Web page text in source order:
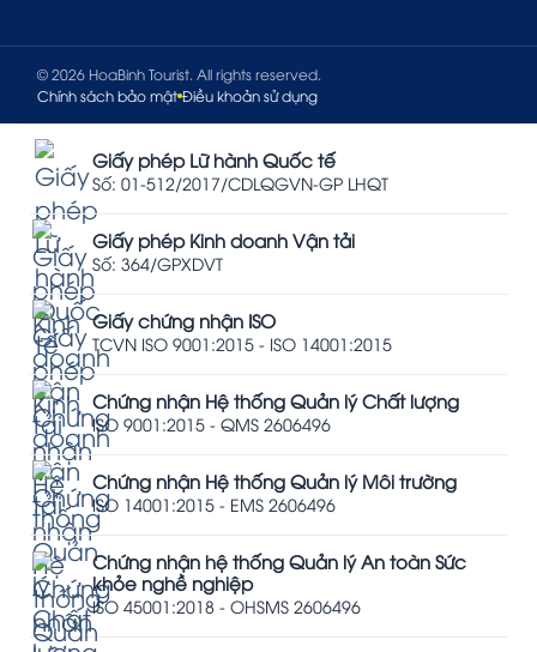
© 2026 HoaBinh Tourist. All rights reserved.
Chính sách bảo mật Điều khoản sử dụng
Giấy phép Lữ hành Quốc tế
Số: 01-512/2017/CDLQGVN-GP LHQT
Giấy phép Kinh doanh Vận tải
Số: 364/GPXDVT
Giấy chứng nhận ISO
TCVN ISO 9001:2015 - ISO 14001:2015
Chứng nhận Hệ thống Quản lý Chất lượng
ISO 9001:2015 - QMS 2606496
Chứng nhận Hệ thống Quản lý Môi trường
ISO 14001:2015 - EMS 2606496
Chứng nhận hệ thống Quản lý An toàn Sức
khỏe nghề nghiệp
ISO 45001:2018 - OHSMS 2606496